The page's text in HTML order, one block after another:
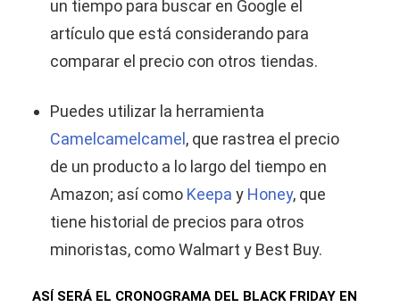
un tiempo para buscar en Google el
artículo que está considerando para
comparar el precio con otros tiendas.
Puedes utilizar la herramienta
Camelcamelcamel, que rastrea el precio
de un producto a lo largo del tiempo en
Amazon; así como Keepa y Honey, que
tiene historial de precios para otros
minoristas, como Walmart y Best Buy.
ASÍ SERÁ EL CRONOGRAMA DEL BLACK FRIDAY EN